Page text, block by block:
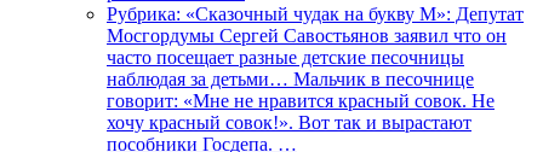
Рубрика: «Сказочный чудак на букву М»: Депутат
Мосгордумы Сергей Савостьянов заявил что он
часто посещает разные детские песочницы
наблюдая за детьми… Мальчик в песочнице
говорит: «Мне не нравится красный совок. Не
хочу красный совок!». Вот так и вырастают
пособники Госдепа. …